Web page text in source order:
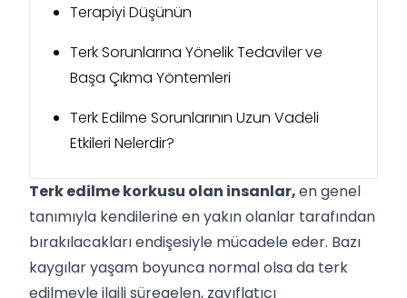
Terapiyi Düşünün
Terk Sorunlarına Yönelik Tedaviler ve
Başa Çıkma Yöntemleri
Terk Edilme Sorunlarının Uzun Vadeli
Etkileri Nelerdir?
Terk edilme korkusu olan insanlar,en genel
tanımıyla kendilerine en yakın olanlar tarafından
bırakılacakları endişesiyle mücadele eder. Bazı
kaygılar yaşam boyunca normal olsa da terk
edilmeyle ilgili süregelen, zayıflatıcı